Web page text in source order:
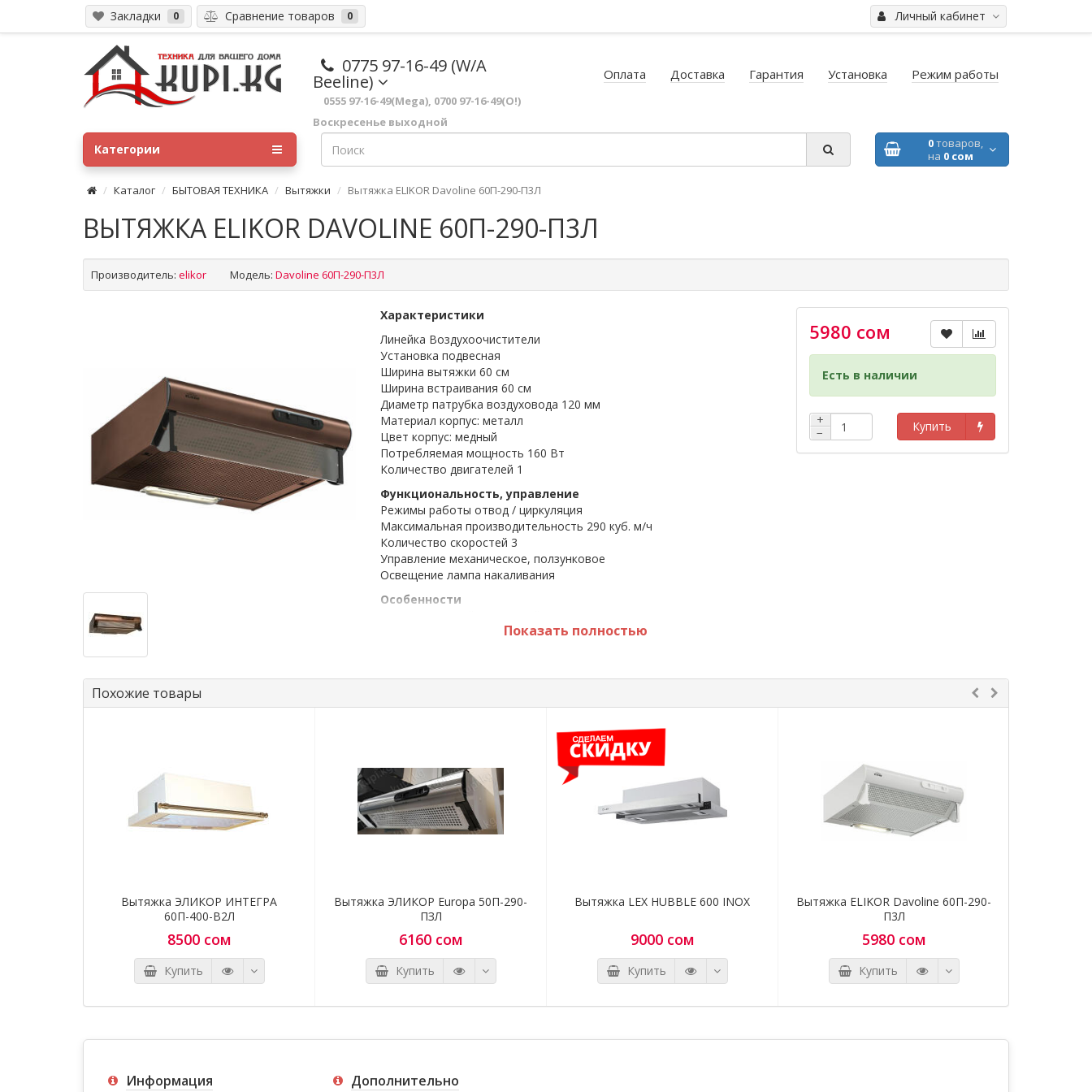
Личный кабинет
Закладки 0 Сравнение товаров 0
0775 97-16-49 (W/A
Beeline)
0555 97-16-49(Mega), 0700 97-16-49(O!)
Воскресенье выходной
Оплата Доставка Гарантия Установка Режим работы
0товаров,
на 0 сом
Категории
Каталог БЫТОВАЯ ТЕХНИКА Вытяжки Вытяжка ELIKOR Davoline 60П-290-П3Л
ВЫТЯЖКА ELIKOR DAVOLINE 60П-290-П3Л
Производитель: elikor Модель: Davoline 60П-290-П3Л
Характеристики
Линейка Воздухоочистители
Установка подвесная
Ширина вытяжки 60 см
Ширина встраивания 60 см
Диаметр патрубка воздуховода 120 мм
Материал корпус: металл
Цвет корпус: медный
Потребляемая мощность 160 Вт
Количество двигателей 1
Функциональность, управление
Режимы работы отвод / циркуляция
Максимальная производительность 290 куб. м/ч
Количество скоростей 3
Управление механическое, ползунковое
Освещение лампа накаливания
Особенности
Максимальный уровень шума 52 дБ
публичной афертой.
фирмой-производителем без предварительного
уведомления (в зависимости от страны производителя и
страны продажи). Во избежание проблем свяжитесь с
нашими консультантами.
*** Если вы заметили ошибку в описании, пожалуйста, сообщите
нам по адресу:kupi.kg@mail.ru
Показать полностью
5980 сом
Есть в наличии
+
−
Купить
Похожие товары
Вытяжка ЭЛИКОР ИНТЕГРА
60П-400-В2Л
8500 сом
Купить
Вытяжка ЭЛИКОР Europa 50П-290-
ПЗЛ
6160 сом
Купить
Вытяжка LEX HUBBLE 600 INOX
9000 сом
Купить
Вытяжка ELIKOR Davoline 60П-290-
П3Л
5980 сом
Купить
Информация Дополнительно